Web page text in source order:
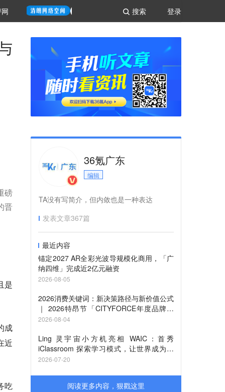
登录
搜索
磅
晋
是
成
近
吃
36氪广东
编辑
TA没有写简介，但内敛也是一种表达
发表文章367篇
最近内容
锚定2027 AR全彩光波导规模化商用，「广
纳四维」完成近2亿元融资
2026-08-05
2026消费关键词：新决策路径与新价值公式
｜ 2026特昂节「CITYFORCE年度品牌」
征集启动
2026-08-04
Ling 灵宇宙小方机亮相 WAIC：首秀
iClassroom 探索学习模式，让世界成为课
堂
2026-07-20
阅读更多内容，狠戳这里